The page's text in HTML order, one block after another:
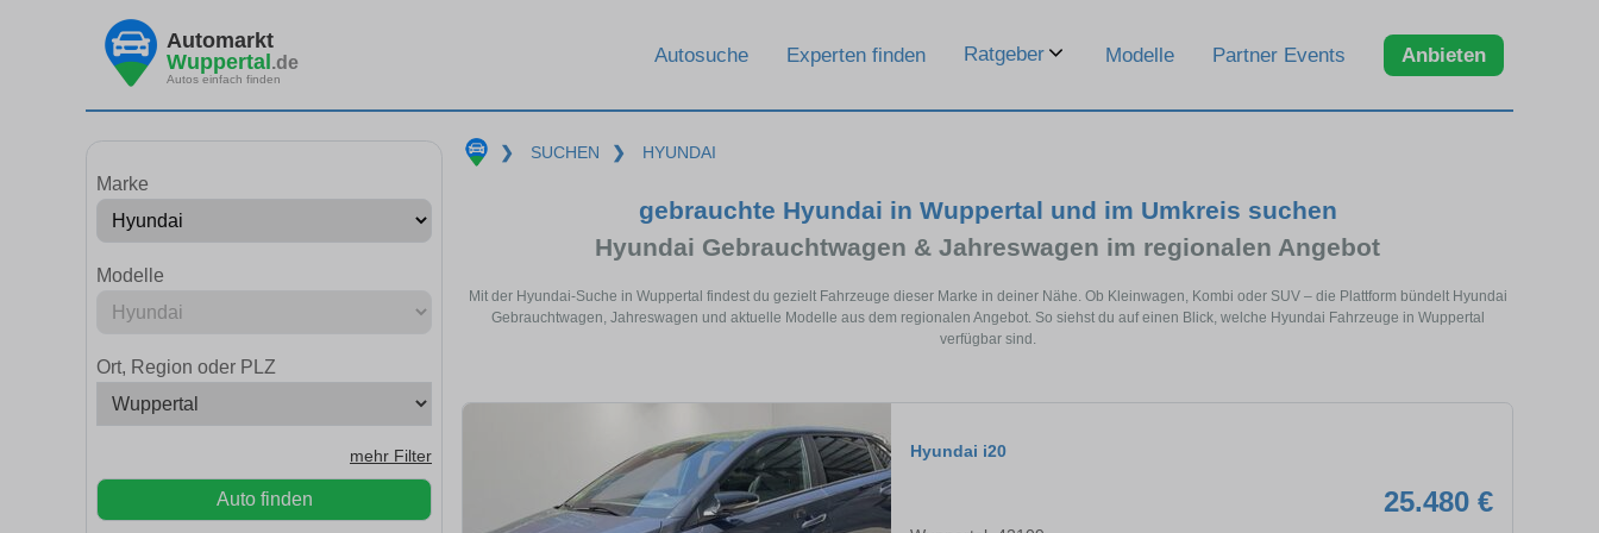
Automarkt
Wuppertal.de
Autos einfach finden
Autosuche Experten finden Ratgeber Modelle Partner Events Anbieten
Marke
Modelle
Ort, Region oder PLZ
mehr Filter
Auto finden
❯ SUCHEN ❯ HYUNDAI
gebrauchte Hyundai in Wuppertal und im Umkreis suchen
Hyundai Gebrauchtwagen & Jahreswagen im regionalen Angebot
Mit der Hyundai-Suche in Wuppertal findest du gezielt Fahrzeuge dieser Marke in deiner Nähe. Ob Kleinwagen, Kombi oder SUV – die Plattform bündelt Hyundai
Gebrauchtwagen, Jahreswagen und aktuelle Modelle aus dem regionalen Angebot. So siehst du auf einen Blick, welche Hyundai Fahrzeuge in Wuppertal
verfügbar sind.
Hyundai i20
25.480 €